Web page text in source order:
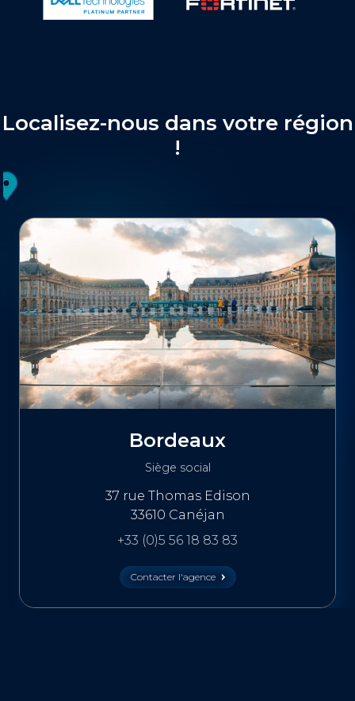
Localisez-nous dans votre région
!
Bordeaux
Siège social
37 rue Thomas Edison
33610 Canéjan
+33 (0)5 56 18 83 83
Contacter l'agence